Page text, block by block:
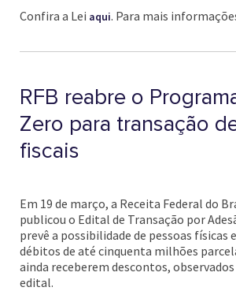
Confira a Lei aqui. Para mais
RFB reabre o
Zero para transação
fiscais
Em 19 de março, a Receita Federal do
publicou o Edital de Transação por
prevê a possibilidade de pessoas físicas
débitos de até cinquenta milhões
ainda receberem descontos,
edital.